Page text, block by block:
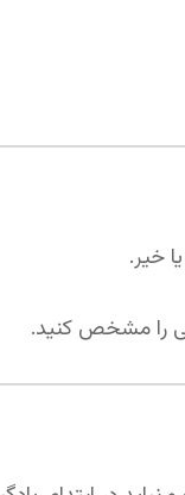
خیر.
را مشخص کنید.